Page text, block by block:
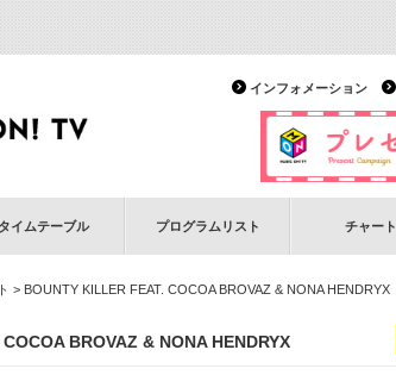
インフォメーション
タイムテーブル プログラムリスト チャート
> BOUNTY KILLER FEAT. COCOA BROVAZ & NONA HENDRYX
BROVAZ & NONA HENDRYX